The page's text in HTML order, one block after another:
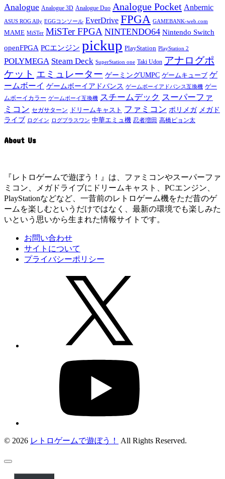
Analogue Analogue 3D Analogue Duo Analogue Pocket Anbernic
ASUS ROG Ally EGGコンソール EverDrive FPGA GAMEBANK-web.com
MAME MiSTer MiSTer FPGA NINTENDO64 Nintendo Switch
openFPGA PCエンジン pickup PlayStation PlayStation 2
POLYMEGA Steam Deck SuperStation one Taki Udon アナログポ
ケット エミュレーター ゲーミングUMPC ゲームキューブ ゲ
ームボーイ ゲームボーイアドバンス ゲームボーイアドバンス互換機 ゲー
ムボーイカラー ゲームボーイ互換機 スチームデック スーパーファ
ミコン セガサターン ドリームキャスト ファミコン ポリメガ メガド
ライブ ログイン ログプラスワン 中華エミュ機 忍者増田 高橋ピョン太
About Us
『レトロゲームで遊ぼう！』は、ファミコンやスーパーファ
ミコン、メガドライブにドリームキャスト、PCエンジン、
PlayStationなどなど、一昔前のレトロゲーム機をただ昔のゲ
ームを楽しむというだけではなく、最新の環境でも楽しみた
いという思いから生まれた情報サイトです。
お問い合わせ
サイトについて
プライバシーポリシー
© 2026 レトロゲームで遊ぼう！ All Rights Reserved.